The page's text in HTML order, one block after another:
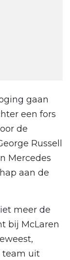
gaan
een fors
de
Russell
Mercedes
aan de
meer de
bij McLaren
team uit